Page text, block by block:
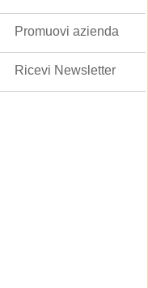
Promuovi azienda
Ricevi Newsletter